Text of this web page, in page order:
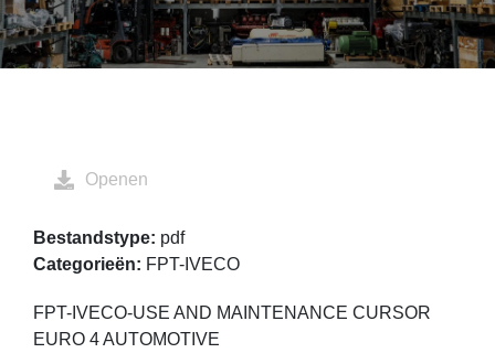
FPT-IVECO-USE AND MAINTENANCE CURSOR
EURO 4 AUTOMOTIVE
Openen
Bestandstype: pdf
Categorieën: FPT-IVECO